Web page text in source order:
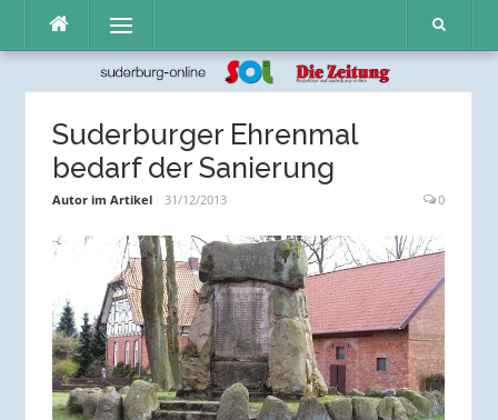
Inhalt
Menü
Suderburger Ehrenmal
bedarf der Sanierung
Autor im Artikel 31/12/2013 0